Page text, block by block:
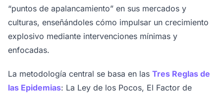
“puntos de apalancamiento” en sus mercados y
culturas, enseñándoles cómo impulsar un crecimiento
explosivo mediante intervenciones mínimas y
enfocadas.
La metodología central se basa en las Tres Reglas de
las Epidemias: La Ley de los Pocos, El Factor de